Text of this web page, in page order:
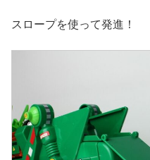
スロープを使って発進！